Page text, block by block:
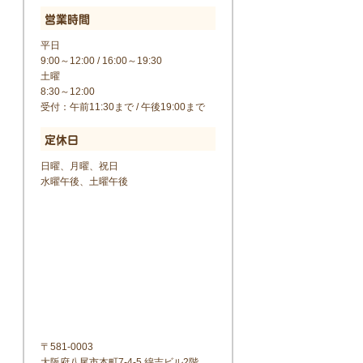
営業時間
平日
9:00～12:00 / 16:00～19:30
土曜
8:30～12:00
受付：午前11:30まで / 午後19:00まで
定休日
日曜、月曜、祝日
水曜午後、土曜午後
〒581-0003